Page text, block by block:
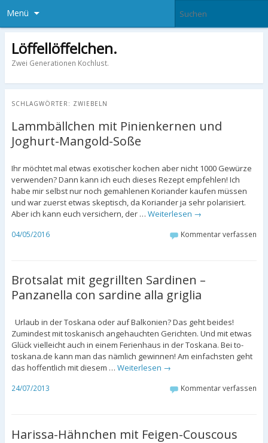
Menü
Löffellöffelchen.
Zwei Generationen Kochlust.
SCHLAGWÖRTER: ZWIEBELN
Lammbällchen mit Pinienkernen und
Joghurt-Mangold-Soße
Ihr möchtet mal etwas exotischer kochen aber nicht 1000 Gewürze
verwenden? Dann kann ich euch dieses Rezept empfehlen! Ich
habe mir selbst nur noch gemahlenen Koriander kaufen müssen
und war zuerst etwas skeptisch, da Koriander ja sehr polarisiert.
Aber ich kann euch versichern, der … Weiterlesen →
04/05/2016 Kommentar verfassen
Brotsalat mit gegrillten Sardinen –
Panzanella con sardine alla griglia
Urlaub in der Toskana oder auf Balkonien? Das geht beides!
Zumindest mit toskanisch angehauchten Gerichten. Und mit etwas
Glück vielleicht auch in einem Ferienhaus in der Toskana. Bei to-
toskana.de kann man das nämlich gewinnen! Am einfachsten geht
das hoffentlich mit diesem … Weiterlesen →
24/07/2013 Kommentar verfassen
Harissa-Hähnchen mit Feigen-Couscous